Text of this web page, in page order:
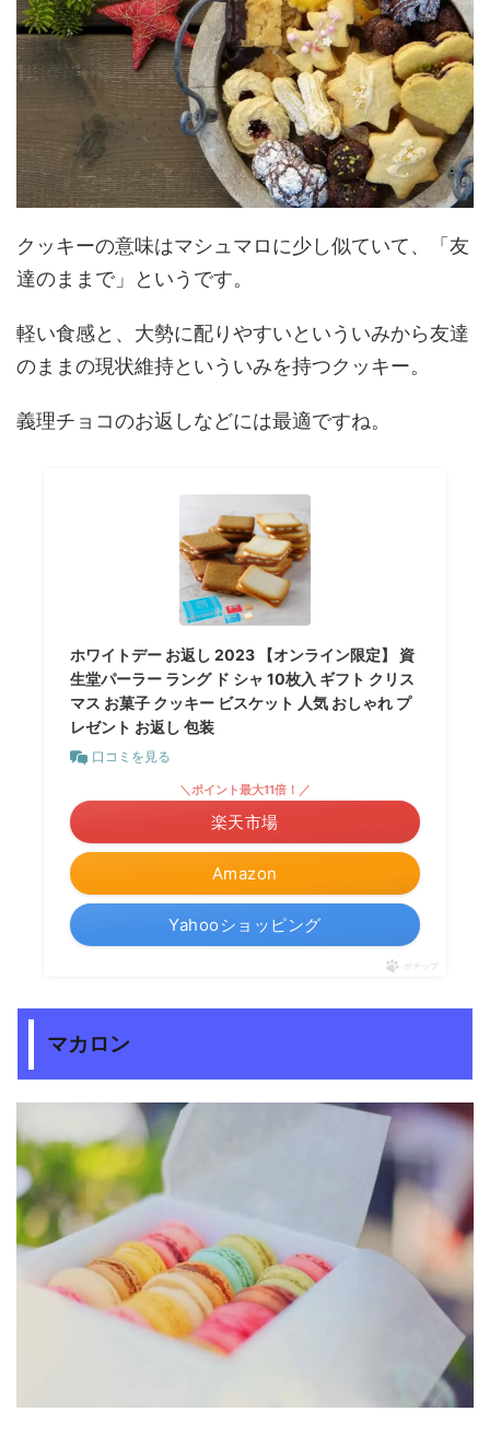
クッキーの意味はマシュマロに少し似ていて、「友
達のままで」というです。
軽い食感と、大勢に配りやすいといういみから友達
のままの現状維持といういみを持つクッキー。
義理チョコのお返しなどには最適ですね。
ホワイトデー お返し 2023 【オンライン限定】 資
生堂パーラー ラング ド シャ 10枚入 ギフト クリス
マス お菓子 クッキー ビスケット 人気 おしゃれ プ
レゼント お返し 包装
口コミを見る
Amazon
＼ポイント最大11倍！／
楽天市場
Yahooショッピング
ポチップ
マカロン